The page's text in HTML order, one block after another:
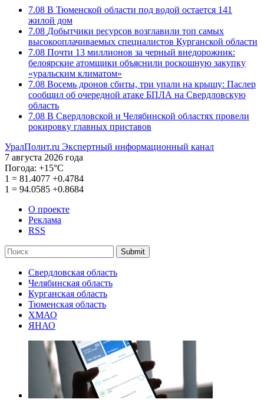
7.08 В Тюменской области под водой остается 141
жилой дом
7.08 Добытчики ресурсов возглавили топ самых
высокооплачиваемых специалистов Курганской области
7.08 Почти 13 миллионов за черный внедорожник:
белоярские атомщики объяснили роскошную закупку
«уральским климатом»
7.08 Восемь дронов сбиты, три упали на крышу: Паслер
сообщил об очередной атаке БПЛА на Свердловскую
область
7.08 В Свердловской и Челябинской областях провели
рокировку главных приставов
УралПолит.ru Экспертный информационный канал
7 августа 2026 года
Погода: +15°С
1 = 81.4077 +0.4784
1 = 94.0585 +0.8684
О проекте
Реклама
RSS
Submit
Свердловская область
Челябинская область
Курганская область
Тюменская область
ХМАО
ЯНАО